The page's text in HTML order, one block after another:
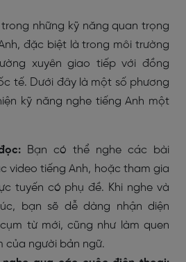
những kỹ năng quan trọng
đặc biệt là trong môi trường
xuyên giao tiếp với đồng
tế. Dưới đây là một số phương
kỹ năng nghe tiếng Anh một
Bạn có thể nghe các bài
video tiếng Anh, hoặc tham gia
tuyến có phụ đề. Khi nghe và
bạn sẽ dễ dàng nhận diện
từ mới, cũng như làm quen
của người bản ngữ.